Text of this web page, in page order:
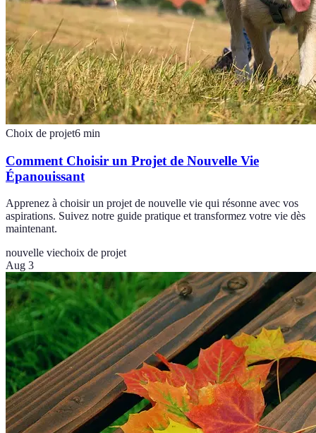
Choix de projet6 min
Comment Choisir un Projet de Nouvelle Vie
Épanouissant
Apprenez à choisir un projet de nouvelle vie qui résonne avec vos
aspirations. Suivez notre guide pratique et transformez votre vie dès
maintenant.
nouvelle viechoix de projet
Aug 3